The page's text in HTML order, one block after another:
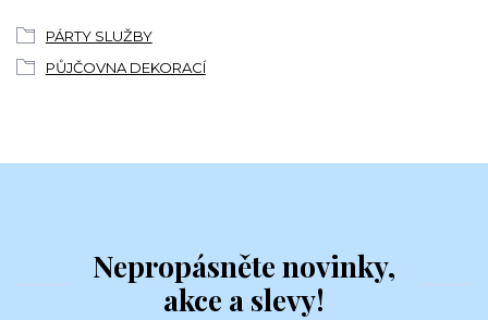
PÁRTY SLUŽBY
PŮJČOVNA DEKORACÍ
Nepropásněte novinky,
akce a slevy!